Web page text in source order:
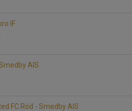
IF
AIS
FC Röd - Smedby AIS